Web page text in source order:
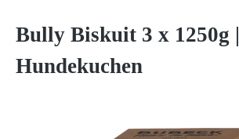
Bully Biskuit 3 x 1250g |
Hundekuchen
Bildergalerie überspringen